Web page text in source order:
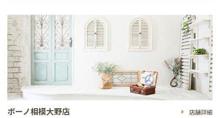
ボーノ相模大野店
店舗詳細